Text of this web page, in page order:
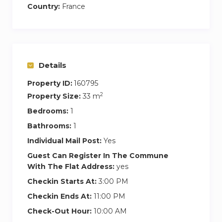
notre priorité, et nous sommes disponibles 24
trouve dans le salon.
Nous sommes disponibles 24h/24 en cas de
Levallois-Perret, une charmante banlieue située
juste au nord-ouest de Paris, offre une évasion
paisible avec des quartiers résidentiels élégants,
des parcs comme le Parc de la Planchette et un
fort engagement envers l’art et la culture. Ses
Country: France
Details
Property ID:160795
Property Size: 33 m2
Bedrooms: 1
Bathrooms: 1
Individual Mail Post: Yes
Guest Can Register In The Commune
With The Flat Address: yes
Checkin Starts At: 3:00 PM
Checkin Ends At: 11:00 PM
Check-Out Hour: 10:00 AM